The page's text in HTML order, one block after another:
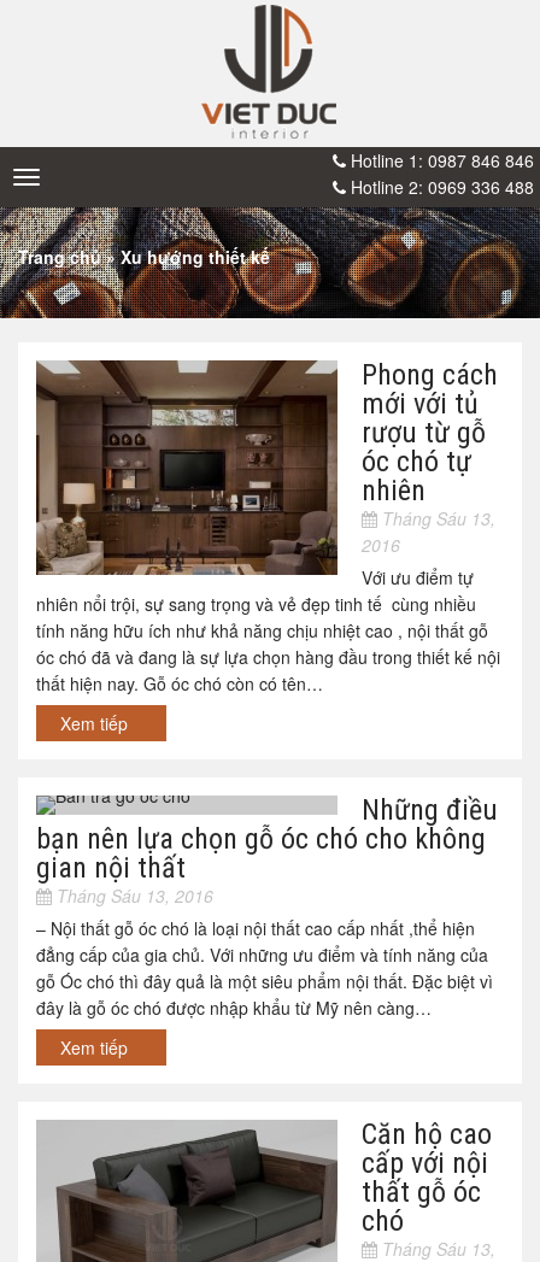
Toggle
navigation
Hotline 1: 0987 846 846
Hotline 2: 0969 336 488
Trang chủ»Xu hướng thiết kế
Phong cách
mới với tủ
rượu từ gỗ
óc chó tự
nhiên
Tháng Sáu 13,
2016
Với ưu điểm tự
nhiên nổi trội, sự sang trọng và vẻ đẹp tinh tế cùng nhiều
tính năng hữu ích như khả năng chịu nhiệt cao , nội thất gỗ
óc chó đã và đang là sự lựa chọn hàng đầu trong thiết kế nội
thất hiện nay. Gỗ óc chó còn có tên…
Xem tiếp
Những điều
bạn nên lựa chọn gỗ óc chó cho không
gian nội thất
Tháng Sáu 13, 2016
– Nội thất gỗ óc chó là loại nội thất cao cấp nhất ,thể hiện
đẳng cấp của gia chủ. Với những ưu điểm và tính năng của
gỗ Óc chó thì đây quả là một siêu phẩm nội thất. Đặc biệt vì
đây là gỗ óc chó được nhập khẩu từ Mỹ nên càng…
Xem tiếp
Căn hộ cao
cấp với nội
thất gỗ óc
chó
Tháng Sáu 13,